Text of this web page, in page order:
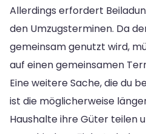
Allerdings erfordert
den Umzugsterminen. Da
gemeinsam genutzt wird,
auf einen gemeinsamen
Eine weitere Sache, die du
ist die möglicherweise
Haushalte ihre Güter teilen